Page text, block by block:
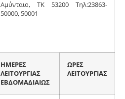
Αμύνταιο, ΤΚ 53200 Τηλ:23863-
50000, 50001
ΗΜΕΡΕΣ
ΛΕΙΤΟΥΡΓΙΑΣ
ΕΒΔΟΜΑΔΙΑΙΩΣ
ΩΡΕΣ
ΛΕΙΤΟΥΡΓΙΑΣ